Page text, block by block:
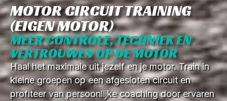
MOTOR CIRCUIT TRAINING
(EIGEN MOTOR)
MEER CONTROLE, TECHNIEK EN
VERTROUWEN OP DE MOTOR
Haal het maximale uit jezelf en je motor. Train in
kleine groepen op een afgesloten circuit en
profiteer van persoonlijke coaching door ervaren